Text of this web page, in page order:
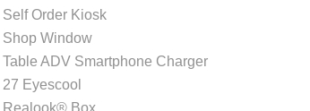
Self Order Kiosk
Shop Window
Table ADV Smartphone Charger
27 Eyescool
Realook® Box